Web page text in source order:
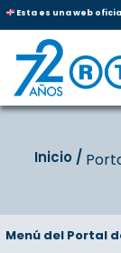
Esta es una web
Inicio‎‎ /‎ ‎
Menú del Portal